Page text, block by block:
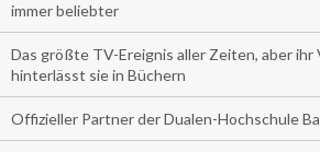
immer beliebter
Das größte TV-Ereignis aller Zeiten, aber ihr
hinterlässt sie in Büchern
Offizieller Partner der Dualen-Hochschule